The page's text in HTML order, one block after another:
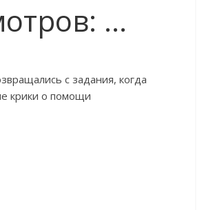
…
с задания, когда
крики о помощи